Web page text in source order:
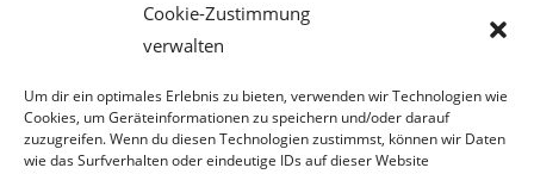
Cookie-Zustimmung
verwalten
Um dir ein optimales Erlebnis zu bieten, verwenden wir Technologien wie
Cookies, um Geräteinformationen zu speichern und/oder darauf
zuzugreifen. Wenn du diesen Technologien zustimmst, können wir Daten
wie das Surfverhalten oder eindeutige IDs auf dieser Website
Salzburgs Juden und ihre Sicherheit: „Erst nach einem Anschlag wäre
die Gefahr endlich konkret!“
Biologisches Wunder in Ceuta
Ein vermeintliches Abschiebemärchen